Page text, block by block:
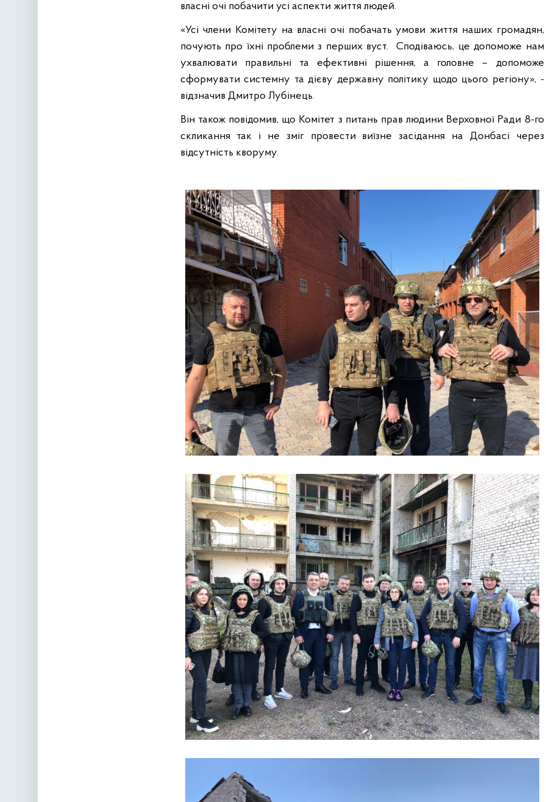
власні очі побачити усі аспекти життя людей.
«Усі члени Комітету на власні очі побачать умови життя наших громадян,
почують про їхні проблеми з перших вуст.
Сподіваюсь, це допоможе нам
ухвалювати правильні та ефективні рішення, а головне – допоможе
сформувати системну та дієву державну політику щодо цього регіону», -
відзначив Дмитро Лубінець.
Він також повідомив, що Комітет з питань прав людини Верховної Ради 8-го
скликання так і не зміг провести виїзне засідання на Донбасі через
відсутність кворуму.